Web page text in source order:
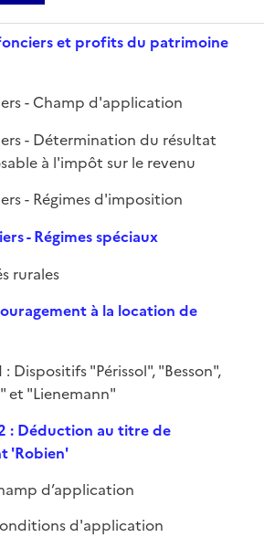
fonciers et profits du patrimoine
- Champ d'application
- Détermination du résultat
à l'impôt sur le revenu
- Régimes d'imposition
- Régimes spéciaux
rurales
à la location de
Dispositifs "Périssol", "Besson",
et "Lienemann"
: Déduction au titre de
'Robien'
d’application
d'application